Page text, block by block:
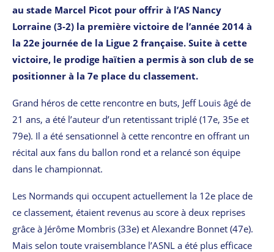
au stade Marcel Picot pour offrir à l’AS Nancy
Lorraine (3-2) la première victoire de l’année 2014 à
la 22e journée de la Ligue 2 française. Suite à cette
victoire, le prodige haïtien a permis à son club de se
positionner à la 7e place du classement.
Grand héros de cette rencontre en buts, Jeff Louis âgé de
21 ans, a été l’auteur d’un retentissant triplé (17e, 35e et
79e). Il a été sensationnel à cette rencontre en offrant un
récital aux fans du ballon rond et a relancé son équipe
dans le championnat.
Les Normands qui occupent actuellement la 12e place de
ce classement, étaient revenus au score à deux reprises
grâce à Jérôme Mombris (33e) et Alexandre Bonnet (47e).
Mais selon toute vraisemblance l’ASNL a été plus efficace